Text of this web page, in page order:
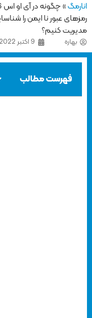
»
چگونه در آی او اس 16
عبور نا ایمن را شناسایی و
کنیم؟
بهاره
فهرست مطالب